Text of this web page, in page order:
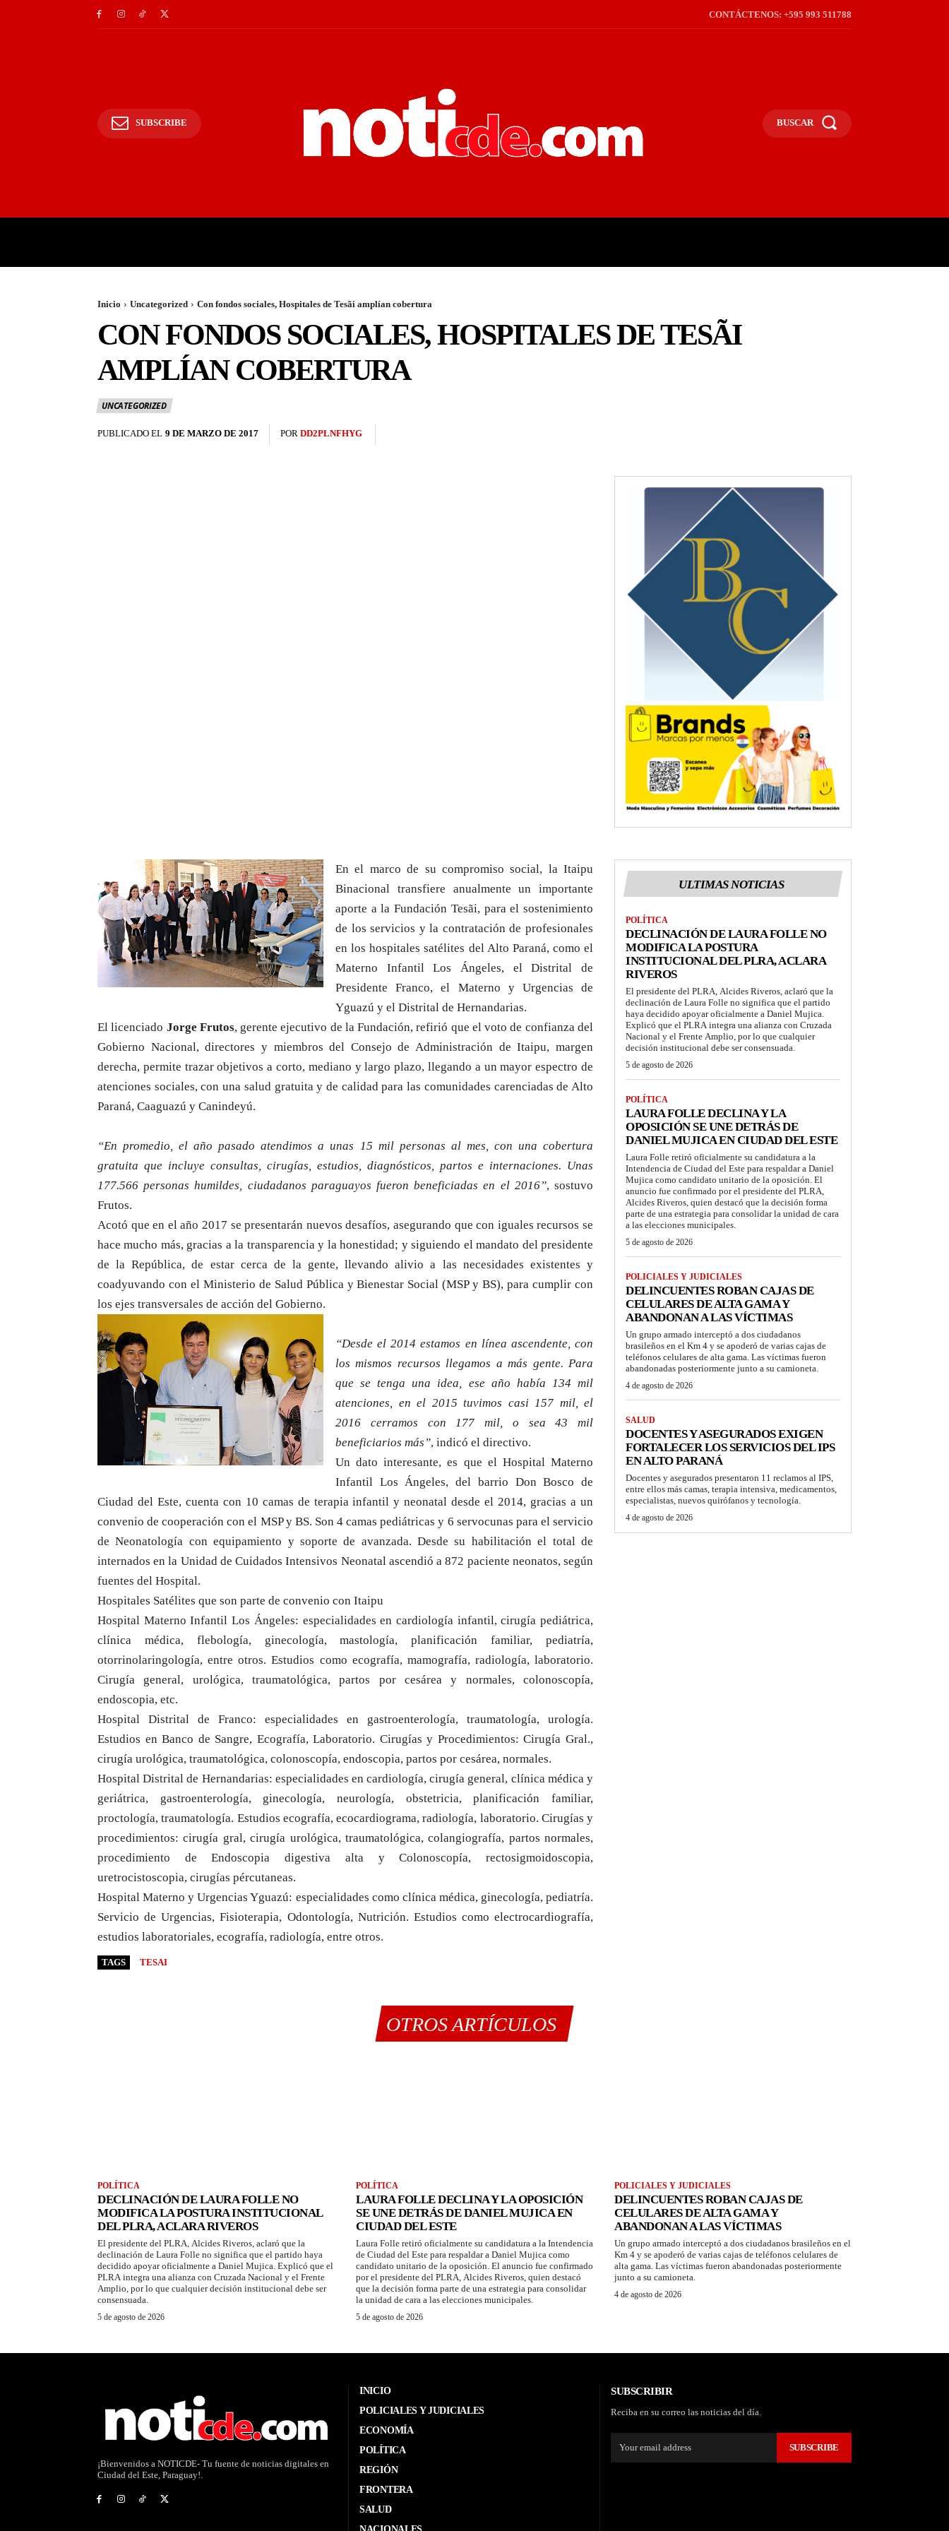
CONTÁCTENOS: +595 993 511788
SUBSCRIBE BUSCAR
Inicio Uncategorized Con fondos sociales, Hospitales de Tesãi amplían cobertura
CON FONDOS SOCIALES, HOSPITALES DE TESÃI
AMPLÍAN COBERTURA
UNCATEGORIZED
PUBLICADO EL 9 DE MARZO DE 2017 POR DD2PLNFHYG
En el marco de su compromiso social, la Itaipu
Binacional transfiere anualmente un importante
aporte a la Fundación Tesãi, para el sostenimiento
de los servicios y la contratación de profesionales
en los hospitales satélites del Alto Paraná, como el
Materno Infantil Los Ángeles, el Distrital de
Presidente Franco, el Materno y Urgencias de
Yguazú y el Distrital de Hernandarias.
El licenciado Jorge Frutos, gerente ejecutivo de la Fundación, refirió que el voto de confianza del
Gobierno Nacional, directores y miembros del Consejo de Administración de Itaipu, margen
derecha, permite trazar objetivos a corto, mediano y largo plazo, llegando a un mayor espectro de
atenciones sociales, con una salud gratuita y de calidad para las comunidades carenciadas de Alto
Paraná, Caaguazú y Canindeyú.
“En promedio, el año pasado atendimos a unas 15 mil personas al mes, con una cobertura
gratuita que incluye consultas, cirugías, estudios, diagnósticos, partos e internaciones. Unas
177.566 personas humildes, ciudadanos paraguayos fueron beneficiadas en el 2016”, sostuvo
Frutos.
Acotó que en el año 2017 se presentarán nuevos desafíos, asegurando que con iguales recursos se
hace mucho más, gracias a la transparencia y la honestidad; y siguiendo el mandato del presidente
de la República, de estar cerca de la gente, llevando alivio a las necesidades existentes y
coadyuvando con el Ministerio de Salud Pública y Bienestar Social (MSP y BS), para cumplir con
los ejes transversales de acción del Gobierno.
“Desde el 2014 estamos en línea ascendente, con
los mismos recursos llegamos a más gente. Para
que se tenga una idea, ese año había 134 mil
atenciones, en el 2015 tuvimos casi 157 mil, el
2016 cerramos con 177 mil, o sea 43 mil
beneficiarios más”, indicó el directivo.
Un dato interesante, es que el Hospital Materno
Infantil Los Ángeles, del barrio Don Bosco de
Ciudad del Este, cuenta con 10 camas de terapia infantil y neonatal desde el 2014, gracias a un
convenio de cooperación con el MSP y BS. Son 4 camas pediátricas y 6 servocunas para el servicio
de Neonatología con equipamiento y soporte de avanzada. Desde su habilitación el total de
internados en la Unidad de Cuidados Intensivos Neonatal ascendió a 872 paciente neonatos, según
fuentes del Hospital.
Hospitales Satélites que son parte de convenio con Itaipu
Hospital Materno Infantil Los Ángeles: especialidades en cardiología infantil, cirugía pediátrica,
clínica médica, flebología, ginecología, mastología, planificación familiar, pediatría,
otorrinolaringología, entre otros. Estudios como ecografía, mamografía, radiología, laboratorio.
Cirugía general, urológica, traumatológica, partos por cesárea y normales, colonoscopía,
endoscopia, etc.
Hospital Distrital de Franco: especialidades en gastroenterología, traumatología, urología.
Estudios en Banco de Sangre, Ecografía, Laboratorio. Cirugías y Procedimientos: Cirugía Gral.,
cirugía urológica, traumatológica, colonoscopía, endoscopia, partos por cesárea, normales.
Hospital Distrital de Hernandarias: especialidades en cardiología, cirugía general, clínica médica y
geriátrica, gastroenterología, ginecología, neurología, obstetricia, planificación familiar,
proctología, traumatología. Estudios ecografía, ecocardiograma, radiología, laboratorio. Cirugías y
procedimientos: cirugía gral, cirugía urológica, traumatológica, colangiografía, partos normales,
procedimiento de Endoscopia digestiva alta y Colonoscopía, rectosigmoidoscopia,
uretrocistoscopia, cirugías pércutaneas.
Hospital Materno y Urgencias Yguazú: especialidades como clínica médica, ginecología, pediatría.
Servicio de Urgencias, Fisioterapia, Odontología, Nutrición. Estudios como electrocardiografía,
estudios laboratoriales, ecografía, radiología, entre otros.
TAGS TESAI
ULTIMAS NOTICIAS
POLÍTICA
DECLINACIÓN DE LAURA FOLLE NO
MODIFICA LA POSTURA
INSTITUCIONAL DEL PLRA, ACLARA
RIVEROS
El presidente del PLRA, Alcides Riveros, aclaró que la
declinación de Laura Folle no significa que el partido
haya decidido apoyar oficialmente a Daniel Mujica.
Explicó que el PLRA integra una alianza con Cruzada
Nacional y el Frente Amplio, por lo que cualquier
decisión institucional debe ser consensuada.
5 de agosto de 2026
POLÍTICA
LAURA FOLLE DECLINA Y LA
OPOSICIÓN SE UNE DETRÁS DE
DANIEL MUJICA EN CIUDAD DEL ESTE
Laura Folle retiró oficialmente su candidatura a la
Intendencia de Ciudad del Este para respaldar a Daniel
Mujica como candidato unitario de la oposición. El
anuncio fue confirmado por el presidente del PLRA,
Alcides Riveros, quien destacó que la decisión forma
parte de una estrategia para consolidar la unidad de cara
a las elecciones municipales.
5 de agosto de 2026
POLICIALES Y JUDICIALES
DELINCUENTES ROBAN CAJAS DE
CELULARES DE ALTA GAMA Y
ABANDONAN A LAS VÍCTIMAS
Un grupo armado interceptó a dos ciudadanos
brasileños en el Km 4 y se apoderó de varias cajas de
teléfonos celulares de alta gama. Las víctimas fueron
abandonadas posteriormente junto a su camioneta.
4 de agosto de 2026
SALUD
DOCENTES Y ASEGURADOS EXIGEN
FORTALECER LOS SERVICIOS DEL IPS
EN ALTO PARANÁ
Docentes y asegurados presentaron 11 reclamos al IPS,
entre ellos más camas, terapia intensiva, medicamentos,
especialistas, nuevos quirófanos y tecnología.
4 de agosto de 2026
OTROS ARTÍCULOS
POLÍTICA
DECLINACIÓN DE LAURA FOLLE NO
MODIFICA LA POSTURA INSTITUCIONAL
DEL PLRA, ACLARA RIVEROS
El presidente del PLRA, Alcides Riveros, aclaró que la
declinación de Laura Folle no significa que el partido haya
decidido apoyar oficialmente a Daniel Mujica. Explicó que el
PLRA integra una alianza con Cruzada Nacional y el Frente
Amplio, por lo que cualquier decisión institucional debe ser
consensuada.
5 de agosto de 2026
POLÍTICA
LAURA FOLLE DECLINA Y LA OPOSICIÓN
SE UNE DETRÁS DE DANIEL MUJICA EN
CIUDAD DEL ESTE
Laura Folle retiró oficialmente su candidatura a la Intendencia
de Ciudad del Este para respaldar a Daniel Mujica como
candidato unitario de la oposición. El anuncio fue confirmado
por el presidente del PLRA, Alcides Riveros, quien destacó
que la decisión forma parte de una estrategia para consolidar
la unidad de cara a las elecciones municipales.
5 de agosto de 2026
POLICIALES Y JUDICIALES
DELINCUENTES ROBAN CAJAS DE
CELULARES DE ALTA GAMA Y
ABANDONAN A LAS VÍCTIMAS
Un grupo armado interceptó a dos ciudadanos brasileños en el
Km 4 y se apoderó de varias cajas de teléfonos celulares de
alta gama. Las víctimas fueron abandonadas posteriormente
junto a su camioneta.
4 de agosto de 2026
¡Bienvenidos a NOTICDE- Tu fuente de noticias digitales en
Ciudad del Este, Paraguay!.
INICIO
POLICIALES Y JUDICIALES
ECONOMÍA
POLÍTICA
REGIÓN
FRONTERA
SALUD
SUBSCRIBIR
Reciba en su correo las noticias del día.
SUBSCRIBE